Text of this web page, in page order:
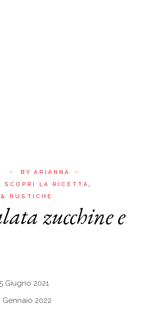
BY
ARIANNA
SCOPRI LA RICETTA
RUSTICHE
zucchine e
Giugno 2021
2022